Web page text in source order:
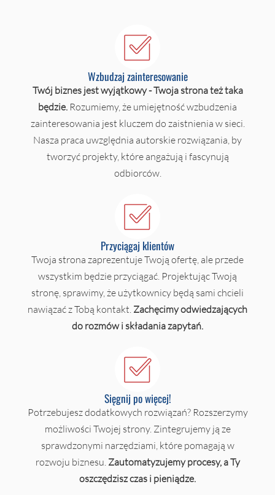
Wzbudzaj zainteresowanie
Twój biznes jest wyjątkowy - Twoja strona też taka
będzie. Rozumiemy, że umiejętność wzbudzenia
zainteresowania jest kluczem do zaistnienia w sieci.
Nasza praca uwzględnia autorskie rozwiązania, by
tworzyć projekty, które angażują i fascynują
odbiorców.
Przyciągaj klientów
Twoja strona zaprezentuje Twoją ofertę, ale przede
wszystkim będzie przyciągać. Projektując Twoją
stronę, sprawimy, że użytkownicy będą sami chcieli
nawiązać z Tobą kontakt. Zachęcimy odwiedzających
do rozmów i składania zapytań.
Sięgnij po więcej!
Potrzebujesz dodatkowych rozwiązań? Rozszerzymy
możliwości Twojej strony. Zintegrujemy ją ze
sprawdzonymi narzędziami, które pomagają w
rozwoju biznesu. Zautomatyzujemy procesy, a Ty
oszczędzisz czas i pieniądze.